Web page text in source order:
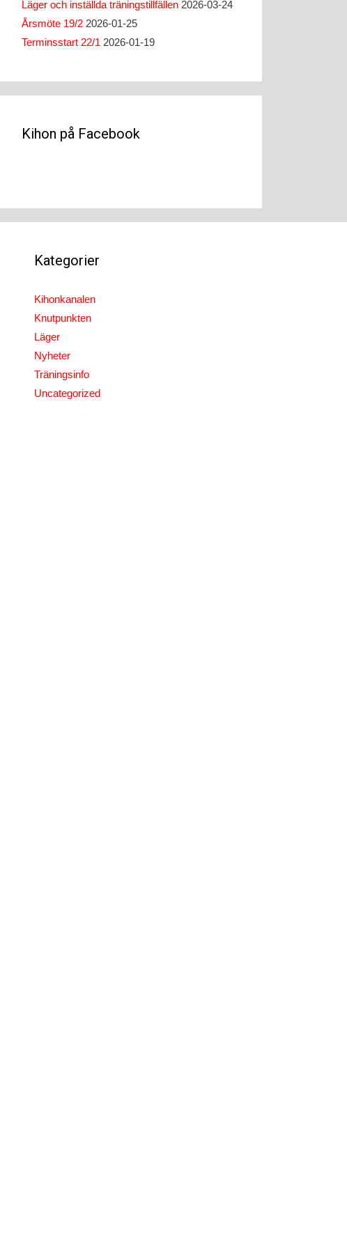
Läger och inställda träningstillfällen 2026-03-24
Årsmöte 19/2 2026-01-25
Terminsstart 22/1 2026-01-19
Kihon på Facebook
Kategorier
Kihonkanalen
Knutpunkten
Läger
Nyheter
Träningsinfo
Uncategorized